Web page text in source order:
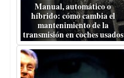
Manual, automático o
híbrido: cómo cambia el
mantenimiento de la
transmisión en coches usados